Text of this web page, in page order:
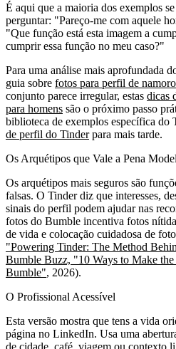
É aqui que a maioria dos exemplos
perguntar: "Pareço-me com aquele
"Que função está esta imagem a
cumprir essa função no meu caso?"
Para uma análise mais aprofundada
guia sobre fotos para perfil de namoro
conjunto parece irregular, estas dicas
para homens são o próximo passo
biblioteca de exemplos específica do
de perfil do Tinderpara mais tarde.
Os Arquétipos que Vale a Pena
Os arquétipos mais seguros são
falsas. O Tinder diz que interesses,
sinais do perfil podem ajudar nas
fotos do Bumble incentiva fotos
de vida e colocação cuidadosa de
"Powering Tinder: The Method
Bumble Buzz, "10 Ways to Make
Bumble", 2026).
O Profissional Acessível
Esta versão mostra que tens a vida
página no LinkedIn. Usa uma
de cidade, café, viagem ou contexto